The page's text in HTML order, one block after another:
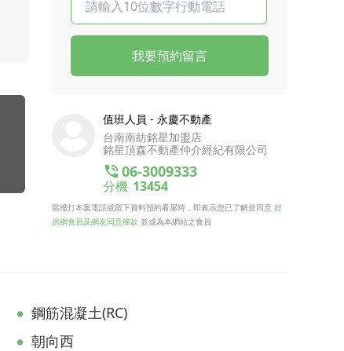
我要預約留言
值班人員 - 永慶不動產
台南南紡銘星加盟店
銘星頂森不動產仲介經紀有限公司
06-3009333
分機 13454
當撥打本案電話或留下資料預約看屋時，即表示您已了解並同意 好
房網會員及網友同意條款 並成為本網站之會員
鋼筋混凝土(RC)
朝向西